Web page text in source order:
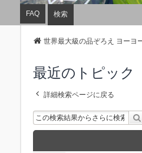
FAQ 検索
世界最大級の品ぞろえ ヨーヨ
最近のトピック
詳細検索ページに戻る